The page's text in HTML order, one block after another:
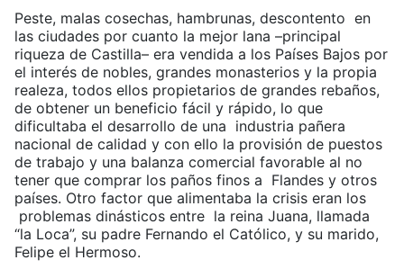
Peste, malas cosechas, hambrunas, descontento en
las ciudades por cuanto la mejor lana –principal
riqueza de Castilla– era vendida a los Países Bajos por
el interés de nobles, grandes monasterios y la propia
realeza, todos ellos propietarios de grandes rebaños,
de obtener un beneficio fácil y rápido, lo que
dificultaba el desarrollo de una industria pañera
nacional de calidad y con ello la provisión de puestos
de trabajo y una balanza comercial favorable al no
tener que comprar los paños finos a Flandes y otros
países. Otro factor que alimentaba la crisis eran los
problemas dinásticos entre la reina Juana, llamada
“la Loca”, su padre Fernando el Católico, y su marido,
Felipe el Hermoso.